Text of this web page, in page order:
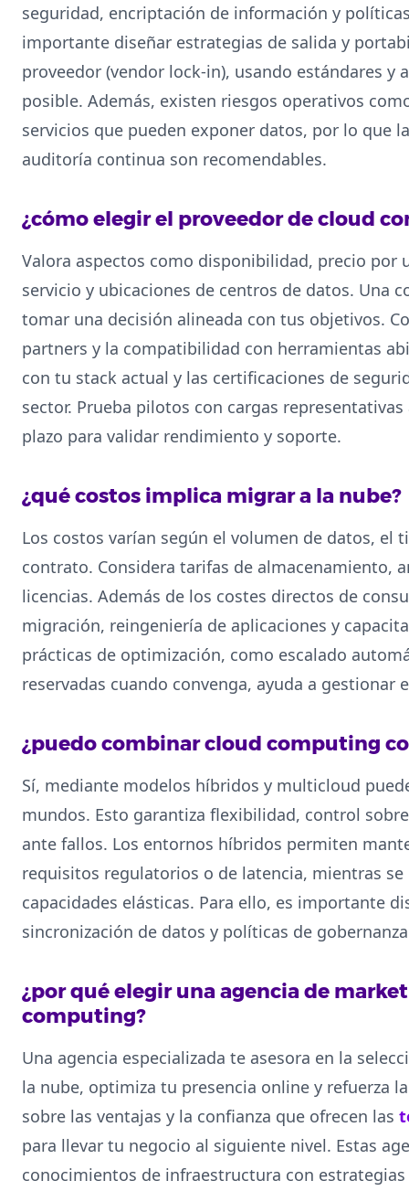
seguridad, encriptación de información y
importante diseñar estrategias de salida y
proveedor (vendor lock-in), usando estándares y
posible. Además, existen riesgos operativos
servicios que pueden exponer datos, por lo que
auditoría continua son recomendables.
¿cómo elegir el proveedor de cloud
Valora aspectos como disponibilidad, precio por
servicio y ubicaciones de centros de datos. Una
tomar una decisión alineada con tus objetivos.
partners y la compatibilidad con herramientas
con tu stack actual y las certificaciones de
sector. Prueba pilotos con cargas
plazo para validar rendimiento y soporte.
¿qué costos implica migrar a la nube?
Los costos varían según el volumen de datos, el
contrato. Considera tarifas de almacenamiento,
licencias. Además de los costes directos de
migración, reingeniería de aplicaciones y
prácticas de optimización, como escalado
reservadas cuando convenga, ayuda a gestionar
¿puedo combinar cloud computing
Sí, mediante modelos híbridos y multicloud
mundos. Esto garantiza flexibilidad, control
ante fallos. Los entornos híbridos permiten
requisitos regulatorios o de latencia, mientras
capacidades elásticas. Para ello, es importante
sincronización de datos y políticas de
¿por qué elegir una agencia de
computing?
Una agencia especializada te asesora en la
la nube, optimiza tu presencia online y refuerza
sobre las ventajas y la confianza que ofrecen las
para llevar tu negocio al siguiente nivel. Estas
conocimientos de infraestructura con